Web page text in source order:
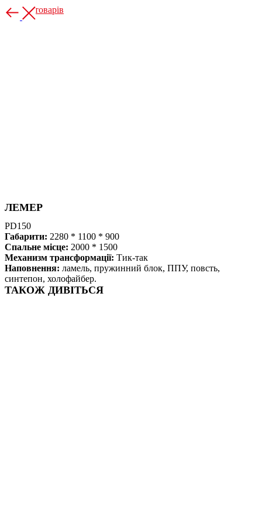
Більше товарів
ЛЕМЕР
PD150
Габарити: 2280 * 1100 * 900
Спальне місце: 2000 * 1500
Механизм трансформації: Тик-так
Наповнення: ламель, пружинний блок, ППУ, повсть,
синтепон, холофайбер.
ТАКОЖ ДИВІТЬСЯ